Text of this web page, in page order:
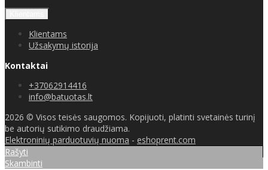
Klientams
Užsakymų istorija
Kontaktai
+37062914416
info@batuotas.lt
2026 © Visos teisės saugomos. Kopijuoti, platinti svetainės turinį
be autorių sutikimo draudžiama.
Elektroninių parduotuvių nuoma - eshoprent.com
Rašyti
Skambinti